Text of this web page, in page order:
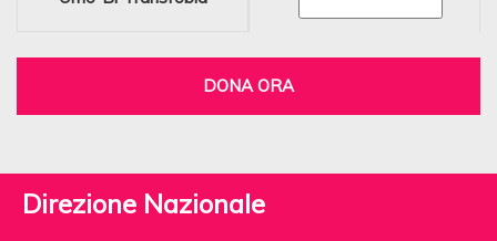
DONA ORA
Direzione Nazionale